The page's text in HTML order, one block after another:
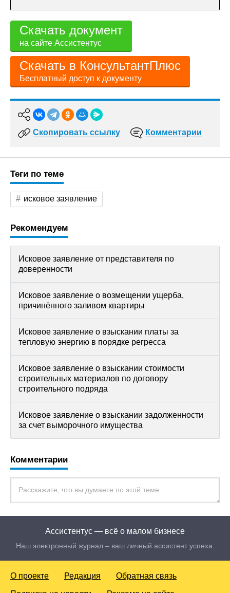
Скачать документ
на сайте Ассистентус
Скачать в КонсультантПлюс
Бесплатный доступ к документу
Скопировать ссылку Комментарии
Теги по теме
исковое заявление
Рекомендуем
Исковое заявление от представителя по
доверенности
Исковое заявление о возмещении ущерба,
причинённого заливом квартиры
Исковое заявление о взыскании платы за
тепловую энергию в порядке регресса
Исковое заявление о взыскании стоимости
строительных материалов по договору
строительного подряда
Исковое заявление о взыскании задолженности
за счет выморочного имущества
Комментарии
Ассистентус — всё о малом бизнесе
Наш электронный журнал – ваш личный ассистент успеха.
О проекте Редакция Обратная связь